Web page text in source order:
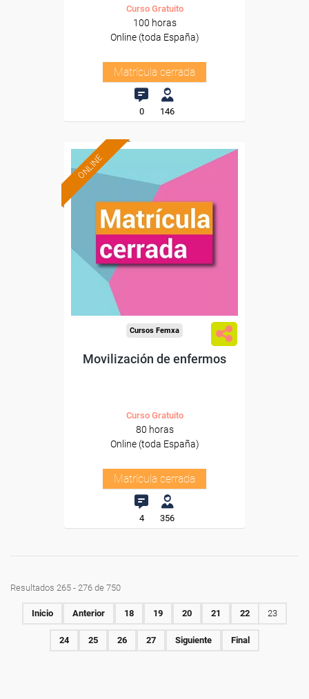
Curso Gratuito
100 horas
Online (toda España)
Matrícula cerrada
0 146
ONLINE
Cursos Femxa
Movilización de enfermos
Curso Gratuito
80 horas
Online (toda España)
Matrícula cerrada
4 356
Resultados 265 - 276 de 750
Inicio Anterior 18 19 20 21 22 23
24 25 26 27 Siguiente Final